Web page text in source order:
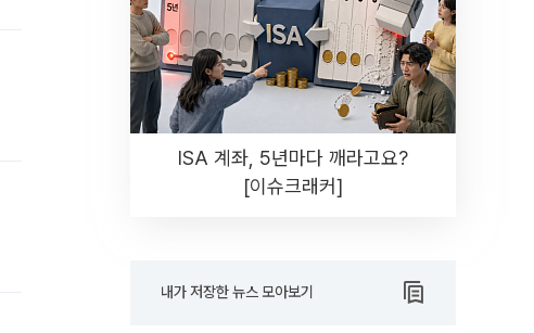
ISA 계좌, 5년마다 깨라고요?
[이슈크래커]
내가 저장한 뉴스 모아보기